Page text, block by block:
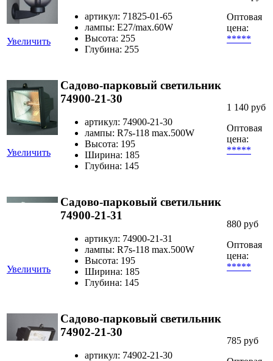
Увеличить
артикул: 71825-01-65
лампы: E27/max.60W
Высота: 255
Глубина: 255
Оптовая
цена:
*****
Увеличить
Садово-парковый светильник
74900-21-30
артикул: 74900-21-30
лампы: R7s-118 max.500W
Высота: 195
Ширина: 185
Глубина: 145
1 140 руб
Оптовая
цена:
*****
Увеличить
Садово-парковый светильник
74900-21-31
артикул: 74900-21-31
лампы: R7s-118 max.500W
Высота: 195
Ширина: 185
Глубина: 145
880 руб
Оптовая
цена:
*****
Садово-парковый светильник
74902-21-30
артикул: 74902-21-30
785 руб